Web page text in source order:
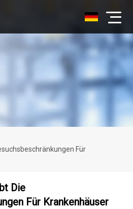
Für
Die
Für Krankenhäuser